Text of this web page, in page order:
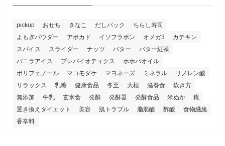
pickup おせち きなこ だしパック
ちらし寿司
よもぎパウダー
アボカド イソフラボン オメガ3
カテキン
スパイス
スライダー ナッツ バター
バター紅茶
バニラアイス
プレバイオティクス
ホホバオイル
ポリフェノール
マコモダケ マヨネーズ ミネラル
リノレン酸
リラックス
乳糖 健康食品 冬至 大根 滋養食
炊き方
無添加
牛乳 玄米食 発酵 発酵器 発酵食品 米ぬか
糀
置き換えダイエット
美容 肌トラブル 脂肪酸 酢酸
食物繊維
香辛料